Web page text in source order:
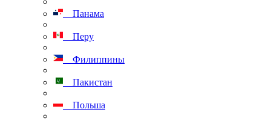
Панама
Перу
Филиппины
Пакистан
Польша